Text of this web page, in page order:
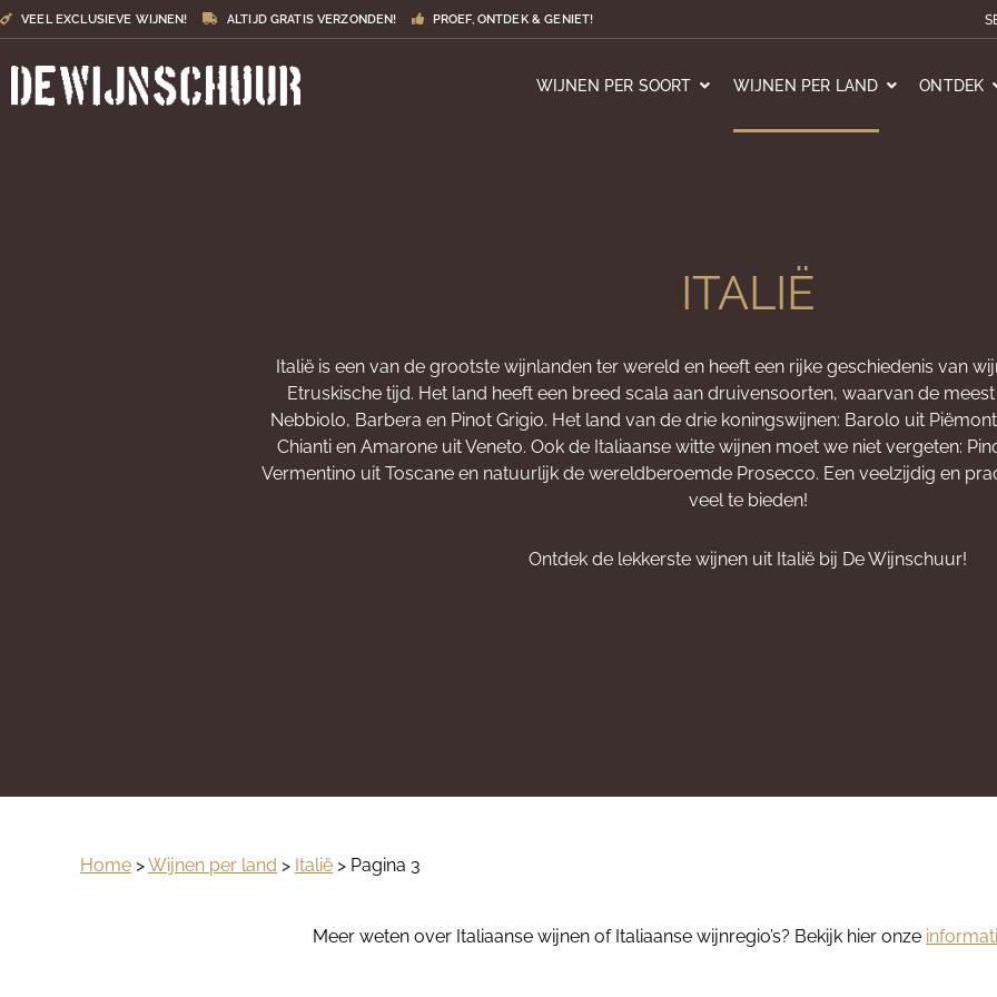
VEEL EXCLUSIEVE WIJNEN! ALTIJD GRATIS VERZONDEN! PROEF, ONTDEK & GENIET!
WIJNEN PER SOORT WIJNEN PER LAND ONTDEK
ITALIË
Italië is een van de grootste wijnlanden ter wereld en heeft een rijke geschiedenis van
Etruskische tijd. Het land heeft een breed scala aan druivensoorten, waarvan de
Nebbiolo, Barbera en Pinot Grigio. Het land van de drie koningswijnen: Barolo uit
Chianti en Amarone uit Veneto. Ook de Italiaanse witte wijnen moet we niet vergeten:
Vermentino uit Toscane en natuurlijk de wereldberoemde Prosecco. Een veelzijdig en
veel te bieden!
Ontdek de lekkerste wijnen uit Italië bij De Wijnschuur!
Home >Wijnen per land > Italië > Pagina 3
Meer weten over Italiaanse wijnen of Italiaanse wijnregio’s? Bekijk hier onze